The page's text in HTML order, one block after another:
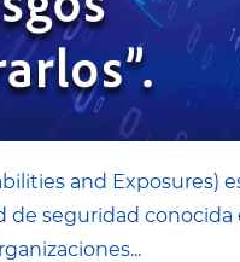
and Exposures)
de seguridad